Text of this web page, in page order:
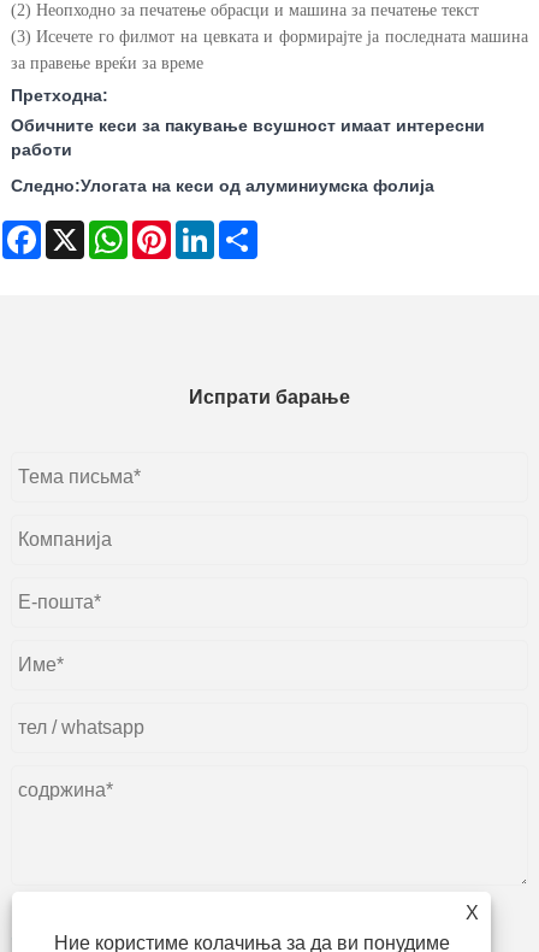
(2) Неопходно за печатење обрасци и машина за печатење текст
(3) Исечете го филмот на цевката и формирајте ја последната машина
за правење вреќи за време
Претходна:
Обичните кеси за пакување всушност имаат интересни
работи
Следно:Улогата на кеси од алуминиумска фолија
Facebook
X WhatsAppPinterestLinkedIn
Испрати барање
X
Ние користиме колачиња за да ви понудиме